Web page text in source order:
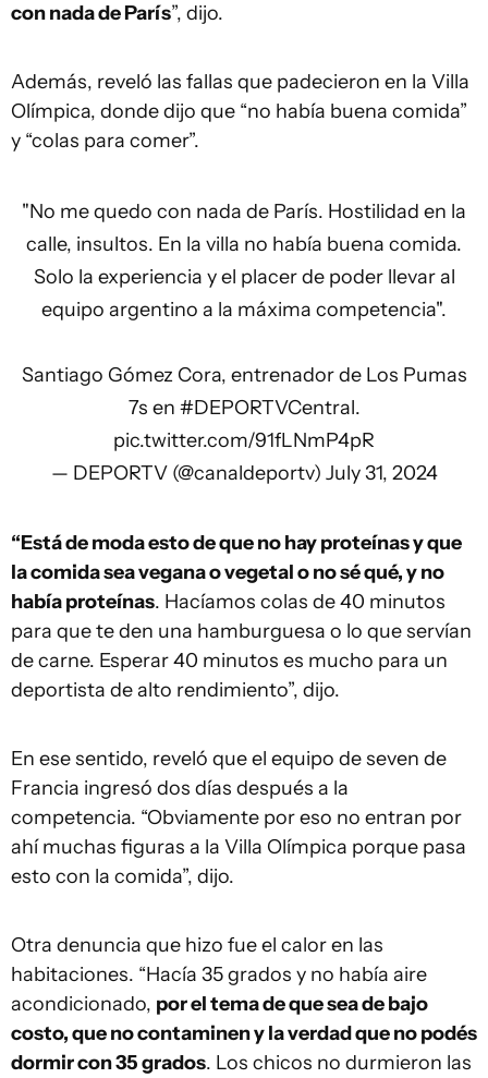
con nada de París”, dijo.
Además, reveló las fallas que padecieron en la Villa
Olímpica, donde dijo que “no había buena comida”
y “colas para comer”.
"No me quedo con nada de París. Hostilidad en la
calle, insultos. En la villa no había buena comida.
Solo la experiencia y el placer de poder llevar al
equipo argentino a la máxima competencia".
Santiago Gómez Cora, entrenador de Los Pumas
7s en #DEPORTVCentral.
pic.twitter.com/91fLNmP4pR
— DEPORTV (@canaldeportv) July 31, 2024
“Está de moda esto de que no hay proteínas y que
la comida sea vegana o vegetal o no sé qué, y no
había proteínas. Hacíamos colas de 40 minutos
para que te den una hamburguesa o lo que servían
de carne. Esperar 40 minutos es mucho para un
deportista de alto rendimiento”, dijo.
En ese sentido, reveló que el equipo de seven de
Francia ingresó dos días después a la
competencia. “Obviamente por eso no entran por
ahí muchas figuras a la Villa Olímpica porque pasa
esto con la comida”, dijo.
Otra denuncia que hizo fue el calor en las
habitaciones. “Hacía 35 grados y no había aire
acondicionado, por el tema de que sea de bajo
costo, que no contaminen y la verdad que no podés
dormir con 35 grados. Los chicos no durmieron las